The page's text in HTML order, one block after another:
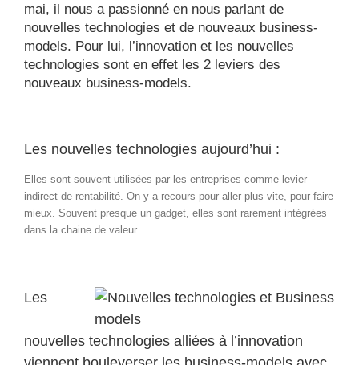
mai, il nous a passionné en nous parlant de
nouvelles technologies et de nouveaux business-
models. Pour lui, l’innovation et les nouvelles
technologies sont en effet les 2 leviers des
nouveaux business-models.
Les nouvelles technologies aujourd’hui :
Elles sont souvent utilisées par les entreprises comme levier
indirect de rentabilité. On y a recours pour aller plus vite, pour faire
mieux. Souvent presque un gadget, elles sont rarement intégrées
dans la chaine de valeur.
Les
nouvelles technologies alliées à l’innovation